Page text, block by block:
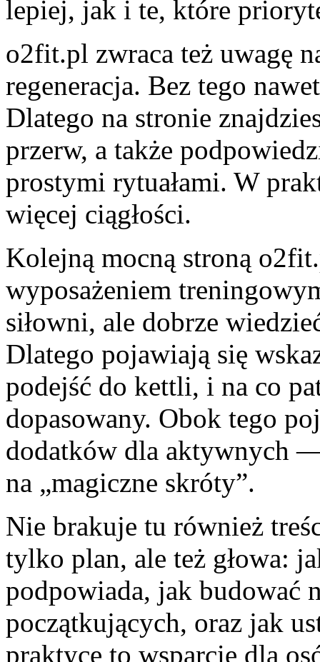
lepiej, jak i te, które
o2fit.pl zwraca też uwagę
regeneracja. Bez tego
Dlatego na stronie
przerw, a także
prostymi rytuałami. W
więcej ciągłości.
Kolejną mocną stroną
wyposażeniem
siłowni, ale dobrze
Dlatego pojawiają się
podejść do kettli, i na co
dopasowany. Obok tego
dodatków dla aktywnych
na „magiczne skróty”.
Nie brakuje tu również
tylko plan, ale też głowa:
podpowiada, jak budować
początkujących, oraz jak
praktyce to wsparcie dla